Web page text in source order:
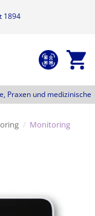
1894
Praxen und medizinische
/ Monitoring